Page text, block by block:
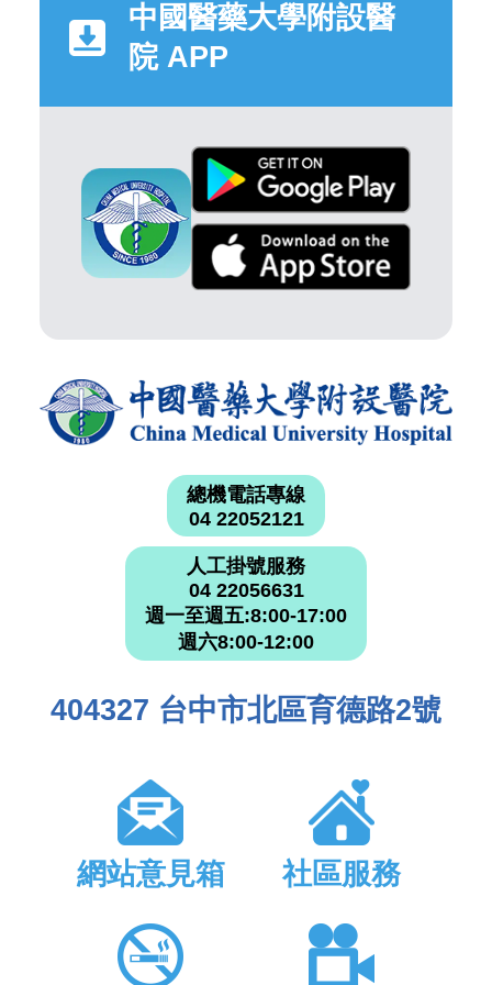
中國醫藥大學附設醫
院 APP
總機電話專線
04 22052121
人工掛號服務
04 22056631
週一至週五:8:00-17:00
週六8:00-12:00
404327 台中市北區育德路2號
網站意見箱 社區服務